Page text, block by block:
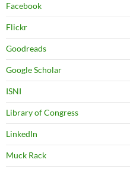
Facebook
Flickr
Goodreads
Google Scholar
ISNI
Library of Congress
LinkedIn
Muck Rack